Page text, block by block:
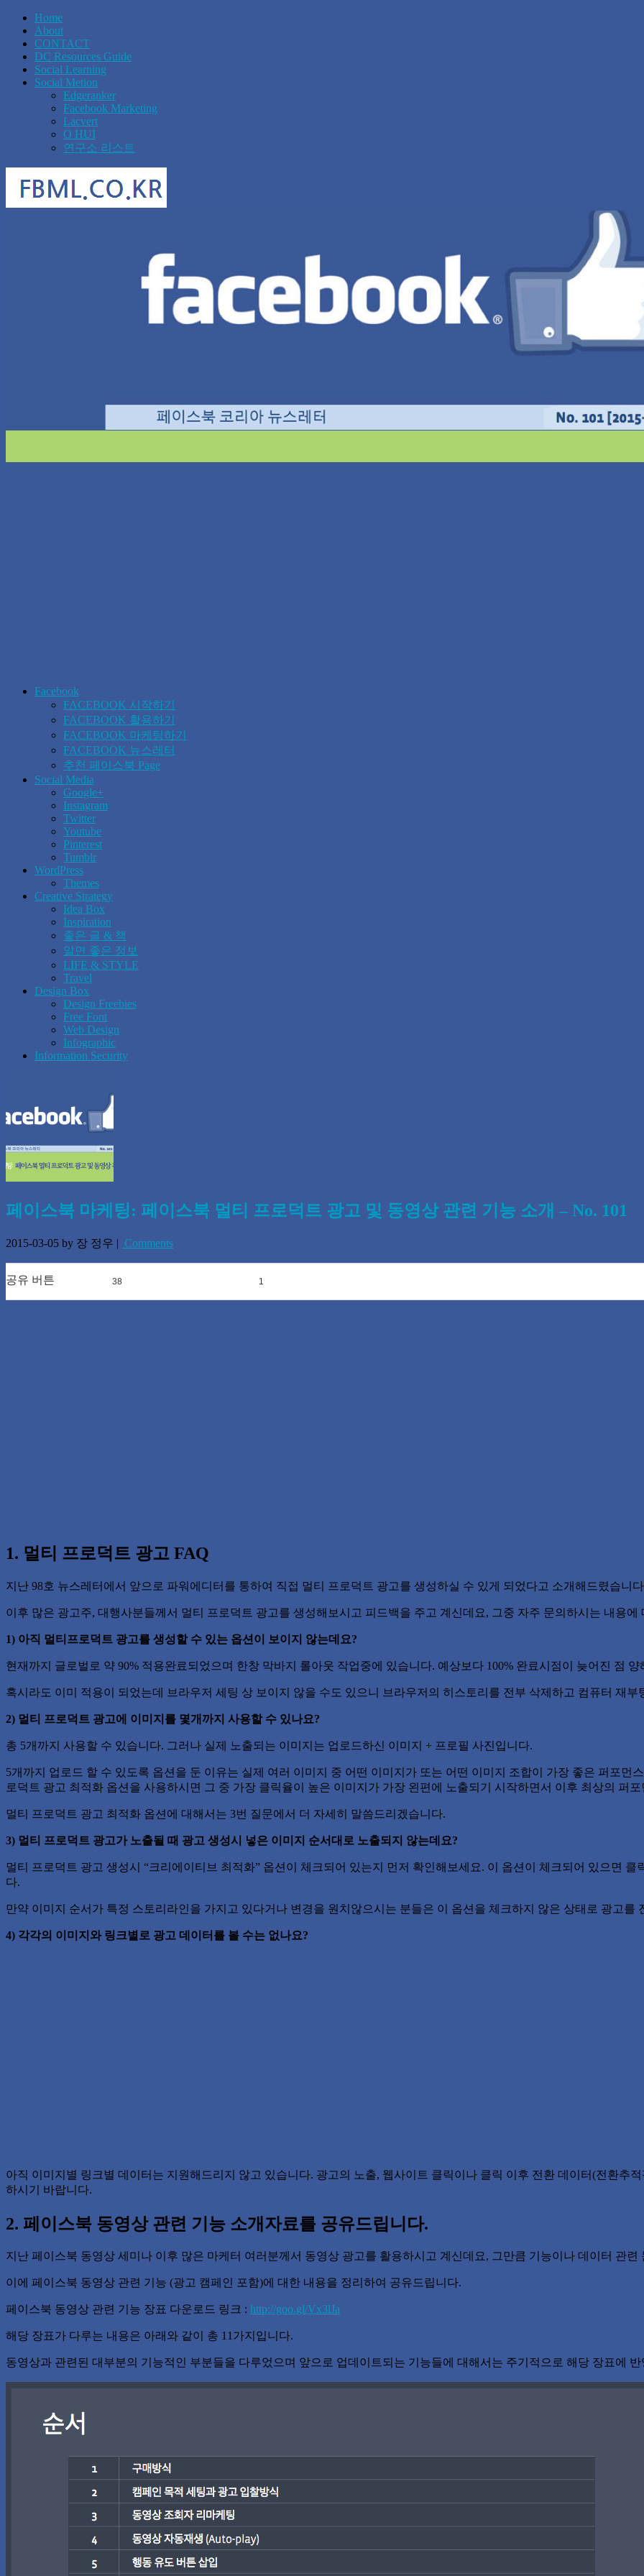
Home
About
CONTACT
DC Resources Guide
Social Learning
Social Metion
Edgeranker
Facebook Marketing
Lacvert
O HUI
연구소 리스트
Facebook
FACEBOOK 시작하기
FACEBOOK 활용하기
FACEBOOK 마케팅하기
FACEBOOK 뉴스레터
추천 페이스북 Page
Social Media
Google+
Instagram
Twitter
Youtube
Pinterest
Tumblr
WordPress
Themes
Creative Strategy
Idea Box
Inspiration
좋은 글 & 책
알면 좋은 정보
LIFE & STYLE
Travel
Design Box
Design Freebies
Free Font
Web Design
Infographic
Information Security
페이스북 마케팅: 페이스북 멀티 프로덕트 광고 및 동영상 관련 기능 소개 – No. 101
2015-03-05 by 장 정우 | Comments
공유 버튼 38 1
1. 멀티 프로덕트 광고 FAQ
지난 98호 뉴스레터에서 앞으로 파워에디터를 통하여 직접 멀티 프로덕트 광고를 생성하실 수 있게 되었다고 소개해드렸습니
이후 많은 광고주, 대행사분들께서 멀티 프로덕트 광고를 생성해보시고 피드백을 주고 계신데요, 그중 자주 문의하시는 내용
1) 아직 멀티프로덕트 광고를 생성할 수 있는 옵션이 보이지 않는데요?
현재까지 글로벌로 약 90% 적용완료되었으며 한창 막바지 롤아웃 작업중에 있습니다. 예상보다 100% 완료시점이 늦어진 점
혹시라도 이미 적용이 되었는데 브라우저 세팅 상 보이지 않을 수도 있으니 브라우저의 히스토리를 전부 삭제하고 컴퓨터 재
2) 멀티 프로덕트 광고에 이미지를 몇개까지 사용할 수 있나요?
총 5개까지 사용할 수 있습니다. 그러나 실제 노출되는 이미지는 업로드하신 이미지 + 프로필 사진입니다.
5개까지 업로드 할 수 있도록 옵션을 둔 이유는 실제 여러 이미지 중 어떤 이미지가 또는 어떤 이미지 조합이 가장 좋은 퍼포먼
로덕트 광고 최적화 옵션을 사용하시면 그 중 가장 클릭율이 높은 이미지가 가장 왼편에 노출되기 시작하면서 이후 최상의 퍼
멀티 프로덕트 광고 최적화 옵션에 대해서는 3번 질문에서 더 자세히 말씀드리겠습니다.
3) 멀티 프로덕트 광고가 노출될 때 광고 생성시 넣은 이미지 순서대로 노출되지 않는데요?
멀티 프로덕트 광고 생성시 “크리에이티브 최적화” 옵션이 체크되어 있는지 먼저 확인해보세요. 이 옵션이 체크되어 있으면
다.
만약 이미지 순서가 특정 스토리라인을 가지고 있다거나 변경을 원치않으시는 분들은 이 옵션을 체크하지 않은 상태로 광고를
4) 각각의 이미지와 링크별로 광고 데이터를 볼 수는 없나요?
아직 이미지별 링크별 데이터는 지원해드리지 않고 있습니다. 광고의 노출, 웹사이트 클릭이나 클릭 이후 전환 데이터(전환추
하시기 바랍니다.
2. 페이스북 동영상 관련 기능 소개자료를 공유드립니다.
지난 페이스북 동영상 세미나 이후 많은 마케터 여러분께서 동영상 광고를 활용하시고 계신데요, 그만큼 기능이나 데이터 관련
이에 페이스북 동영상 관련 기능 (광고 캠페인 포함)에 대한 내용을 정리하여 공유드립니다.
페이스북 동영상 관련 기능 장표 다운로드 링크 : http://goo.gl/Vx3lJa
해당 장표가 다루는 내용은 아래와 같이 총 11가지입니다.
동영상과 관련된 대부분의 기능적인 부분들을 다루었으며 앞으로 업데이트되는 기능들에 대해서는 주기적으로 해당 장표에